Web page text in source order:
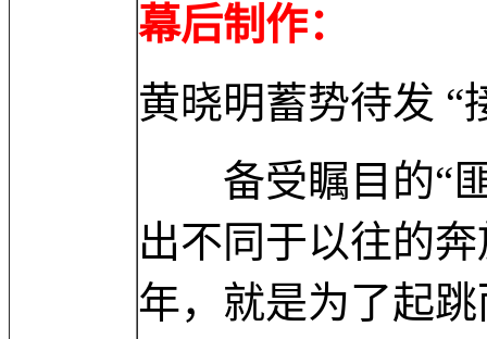
幕后制作：
黄晓明蓄势待发 “
备受瞩目的“匪
出不同于以往的
年，就是为了起